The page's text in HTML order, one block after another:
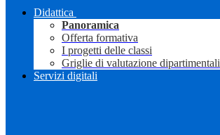
Didattica
Panoramica
Offerta formativa
I progetti delle classi
Griglie di valutazione dipartimentali
Servizi digitali